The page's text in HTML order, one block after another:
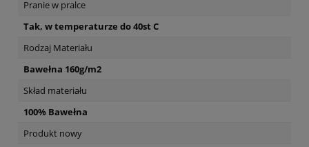
Pranie w pralce
Tak, w temperaturze do 40st C
Rodzaj Materiału
Bawełna 160g/m2
Skład materiału
100% Bawełna
Produkt nowy